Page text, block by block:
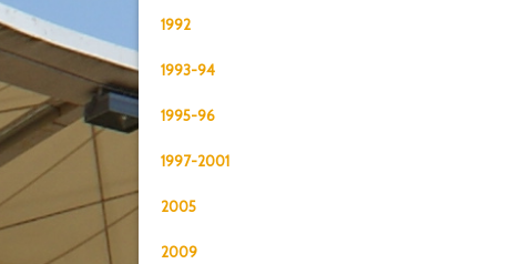
1992
1993-94
1995-96
1997-2001
2005
2009